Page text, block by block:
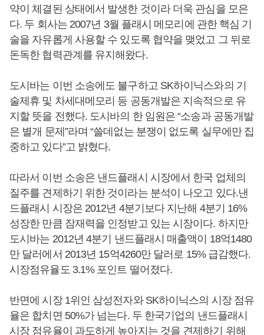
약이 체결된 상태에서 발생한 것이라 더욱 관심을 모은
다. 두 회사는 2007년 3월 플래시 메모리에 관한 핵심 기
술을 자유롭게 사용할 수 있도록 협약을 맺었고 그 뒤로
돈독한 협력관계를 유지해왔다.
도시바는 이번 소송에도 불구하고 SK하이닉스와의 기
술제휴 및 차세대메모리 등 공동개발은 지속적으로 유
지할 뜻을 전했다. 도시바의 한 임원은 “소송과 공동개발
은 별개 문제”라며 “쓸데없는 분쟁이 없도록 실무에만 집
중하고 있다”고 밝혔다.
따라서 이번 소송은 낸드플래시 시장에서 한국 업체의
질주를 견제하기 위한 것이라는 분석이 나오고 있다.낸
드플래시 시장은 2012년 4분기보다 지난해 4분기 16%
성장한 만큼 잠재력을 인정받고 있는 시장이다. 하지만
도시바는 2012년 4분기 낸드플래시 매출액이 18억1480
만 달러에서 2013년 15억4260만 달러로 15% 급감했다.
시장점유율도 3.1% 포인트 떨어졌다.
반면에 시장 1위인 삼성전자와 SK하이닉스의 시장 점유
율은 합치면 50%가 넘는다. 두 한국기업의 낸드플래시
시장 점유율이 과도하게 높아지는 것을 견제하기 위해